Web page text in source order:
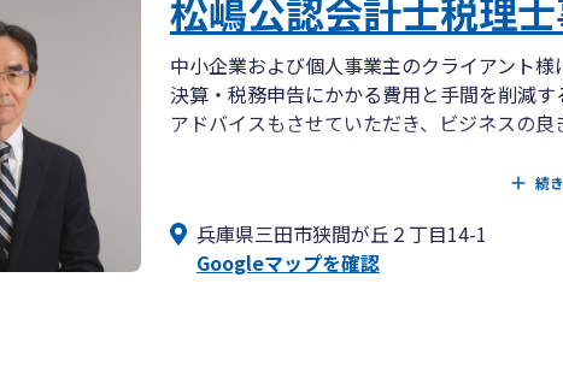
松嶋公認会計士税理
中小企業および個人事業主のクライアント
決算・税務申告にかかる費用と手間を削減
アドバイスもさせていただき、ビジネスの良
中堅企業のクライアント様に対しては、会
ト様の事業のさらなる発展に向けたアドバ
特に事業承継や事業の拡大に向けて必要と
続
兵庫県三田市狭間が丘２丁目14-1
Googleマップを確認